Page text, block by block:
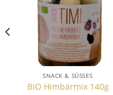
SNACK & SÜSSES
BIO Himbärmix 140g